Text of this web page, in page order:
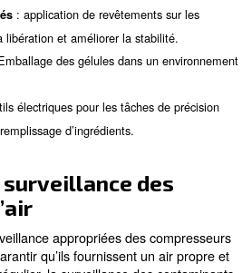
dans les procédés
en matière de sécurité
compresseurs
à bain d’huile
les compresseurs rotatifs à
efficacité peuvent
Le choix entre les deux
et les exigences spécifiques